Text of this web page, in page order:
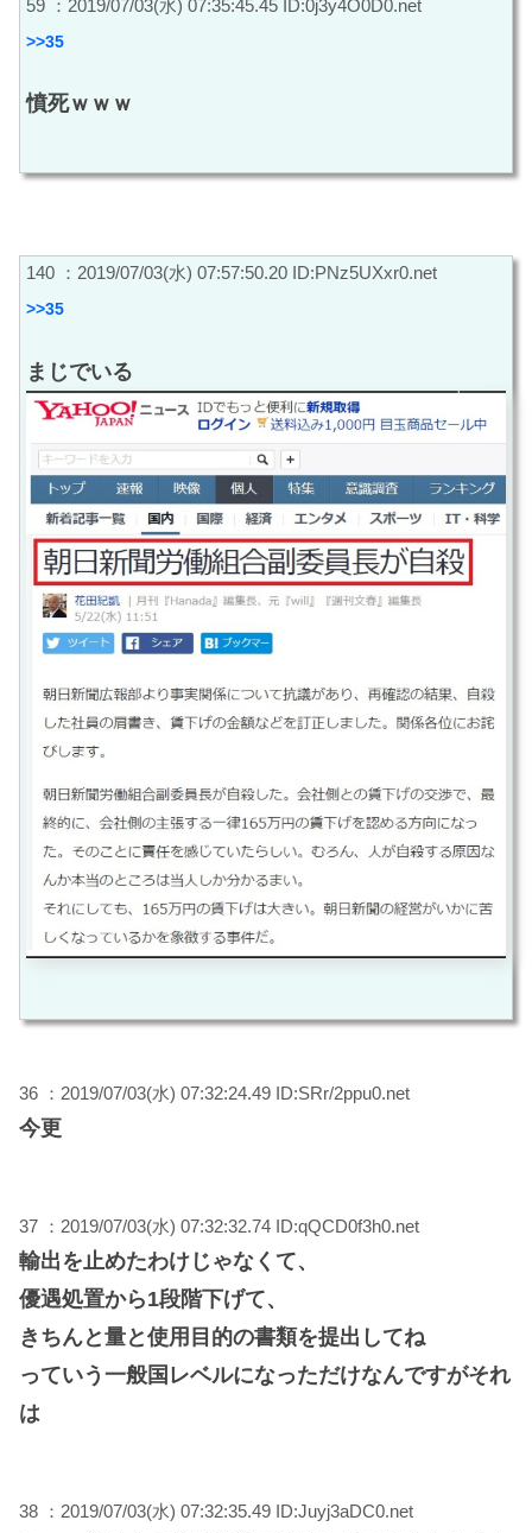
59 ：2019/07/03(水) 07:35:45.45 ID:0j3y4O0D0.net
>>35
憤死ｗｗｗ
140 ：2019/07/03(水) 07:57:50.20 ID:PNz5UXxr0.net
>>35
まじでいる
36 ：2019/07/03(水) 07:32:24.49 ID:SRr/2ppu0.net
今更
37 ：2019/07/03(水) 07:32:32.74 ID:qQCD0f3h0.net
輸出を止めたわけじゃなくて、
優遇処置から1段階下げて、
きちんと量と使用目的の書類を提出してね
っていう一般国レベルになっただけなんですがそれ
は
38 ：2019/07/03(水) 07:32:35.49 ID:Juyj3aDC0.net